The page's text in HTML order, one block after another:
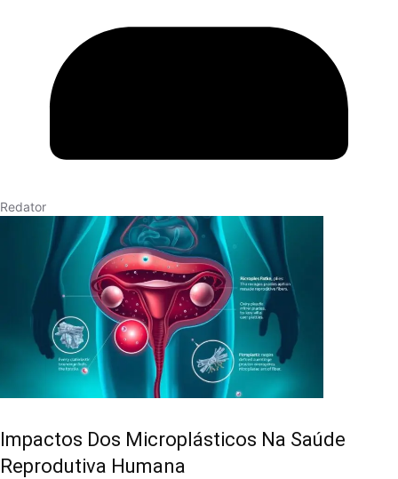
Redator
Impactos Dos Microplásticos Na Saúde
Reprodutiva Humana